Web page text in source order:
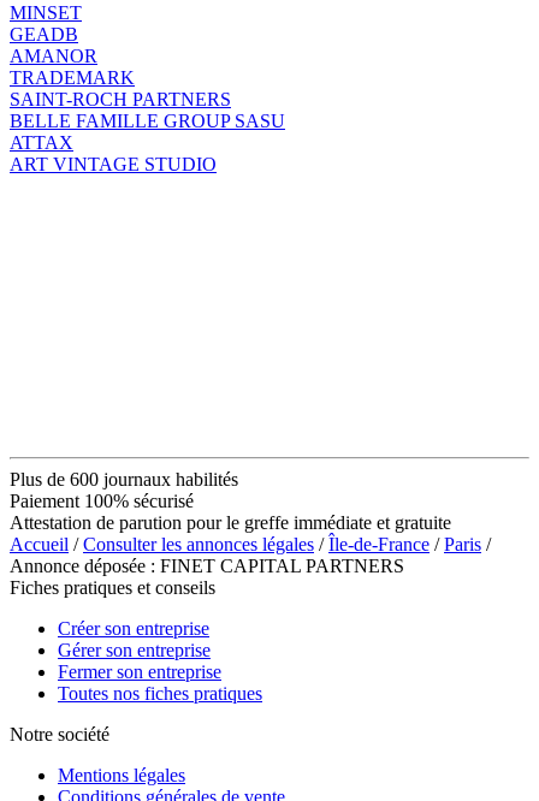
MINSET
GEADB
AMANOR
TRADEMARK
SAINT-ROCH PARTNERS
BELLE FAMILLE GROUP SASU
ATTAX
ART VINTAGE STUDIO
Plus de 600 journaux habilités
Paiement 100% sécurisé
Attestation de parution pour le greffe immédiate et gratuite
Accueil /Consulter les annonces légales /Île-de-France /Paris /
Annonce déposée : FINET CAPITAL PARTNERS
Fiches pratiques et conseils
Créer son entreprise
Gérer son entreprise
Fermer son entreprise
Toutes nos fiches pratiques
Notre société
Mentions légales
Conditions générales de vente